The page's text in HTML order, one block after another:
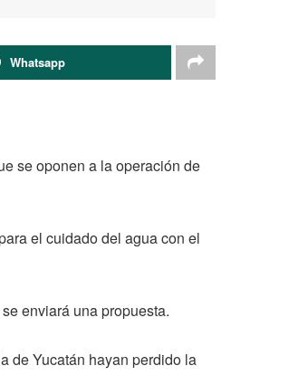
Whatsapp
se oponen a la operación de
el cuidado del agua con el
enviará una propuesta.
de Yucatán hayan perdido la